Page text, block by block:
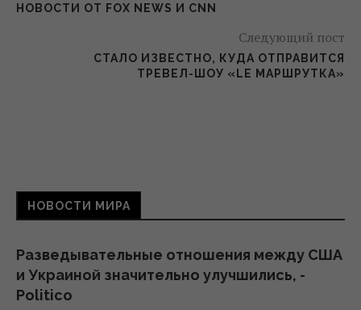
НОВОСТИ ОТ FOX NEWS И CNN
Следующий пост
СТАЛО ИЗВЕСТНО, КУДА ОТПРАВИТСЯ
ТРЕВЕЛ-ШОУ «LE МАРШРУТКА»
НОВОСТИ МИРА
Разведывательные отношения между США
и Украиной значительно улучшились, -
Politico